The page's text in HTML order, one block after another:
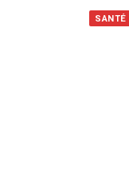
SANTÉ